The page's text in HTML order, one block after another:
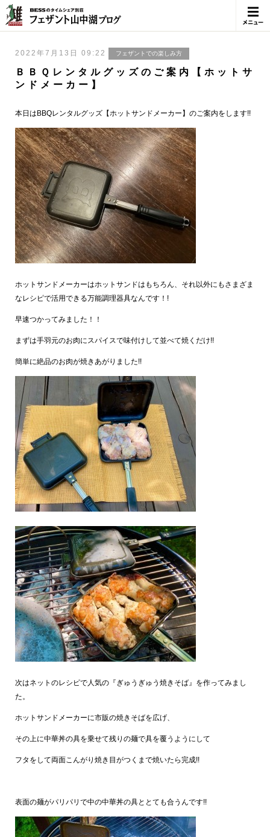
メニュ
2022年7月13日 09:22 フェザントでの楽しみ方
ＢＢＱレンタルグッズのご案内【ホットサ
ンドメーカー】
本日はBBQレンタルグッズ【ホットサンドメーカー】のご案内をします!!
ホットサンドメーカーはホットサンドはもちろん、それ以外にもさまざま
なレシピで活用できる万能調理器具なんです！!
早速つかってみました！！
まずは手羽元のお肉にスパイスで味付けして並べて焼くだけ!!
簡単に絶品のお肉が焼きあがりました!!
次はネットのレシピで人気の『ぎゅうぎゅう焼きそば』を作ってみまし
た。
ホットサンドメーカーに市販の焼きそばを広げ、
その上に中華丼の具を乗せて残りの麺で具を覆うようにして
フタをして両面こんがり焼き目がつくまで焼いたら完成!!
表面の麺がパリパリで中の中華丼の具ととても合うんです!!